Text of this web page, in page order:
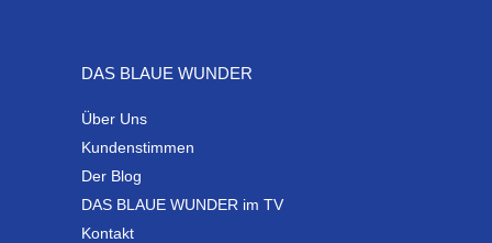
DAS BLAUE WUNDER
Über Uns
Kundenstimmen
Der Blog
DAS BLAUE WUNDER im TV
Kontakt